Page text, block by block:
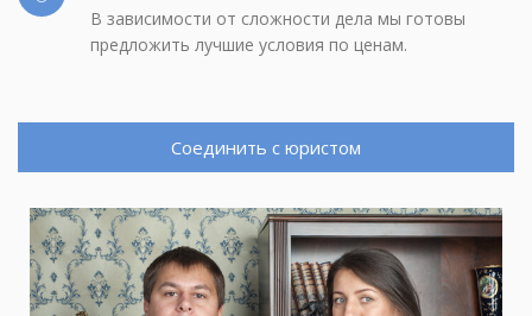
В зависимости от сложности дела мы готовы
предложить лучшие условия по ценам.
Соединить с юристом